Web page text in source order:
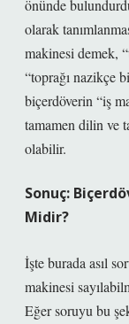
önünde
olarak
makinesi demek,
“toprağı nazikçe
biçerdöverin “iş
tamamen dilin ve
olabilir.
Sonuç:
Midir?
İşte burada asıl
makinesi
Eğer soruyu bu